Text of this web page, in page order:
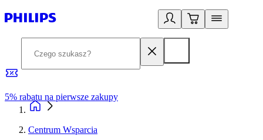
5% rabatu na pierwsze zakupy
Centrum Wsparcia